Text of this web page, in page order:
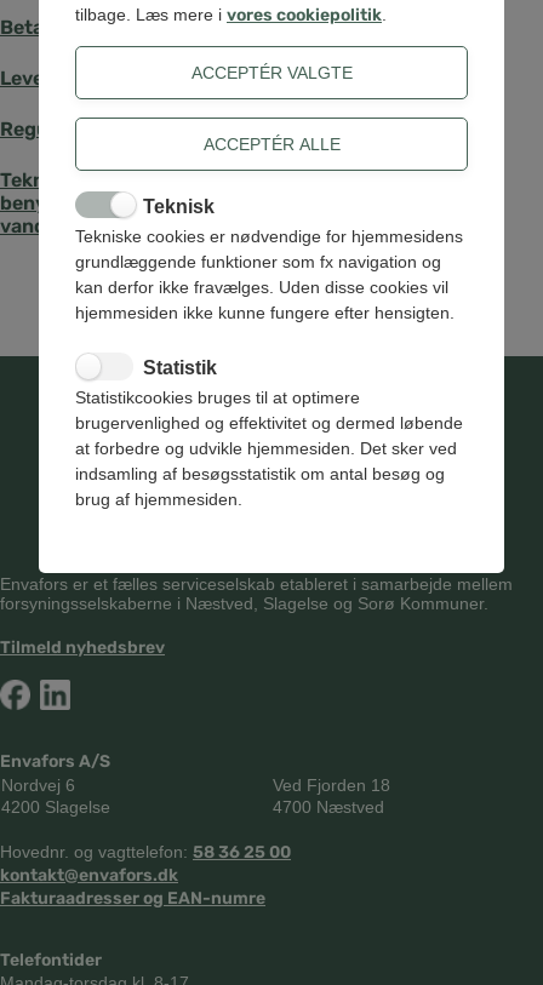
Betalingsvedtægt for Spildevand
Leveringsbestemmelser for fjernvarme 2023
Regulativ for tømning af bundfældningstanke
Tekniske bestemmelser om vilkår for målere, der
benyttes til afregning eller refusion af
vandafledningsbidrag
Envafors er et fælles serviceselskab etableret i samarbejde mellem
forsyningsselskaberne i Næstved, Slagelse og Sorø Kommuner.
Tilmeld nyhedsbrev
Envafors A/S
Nordvej 6
4200 Slagelse
Ved Fjorden 18
4700 Næstved
Hovednr. og vagttelefon: 58 36 25 00
kontakt@envafors.dk
Fakturaadresser og EAN-numre
Telefontider
tilbage. Læs mere i vores cookiepolitik
Teknisk
Tekniske cookies er nødvendige for hjemmesidens
grundlæggende funktioner som fx navigation og
kan derfor ikke fravælges. Uden disse cookies vil
hjemmesiden ikke kunne fungere efter hensigten.
Statistik
Statistikcookies bruges til at optimere
brugervenlighed og effektivitet og dermed løbende
at forbedre og udvikle hjemmesiden. Det sker ved
indsamling af besøgsstatistik om antal besøg og
brug af hjemmesiden.